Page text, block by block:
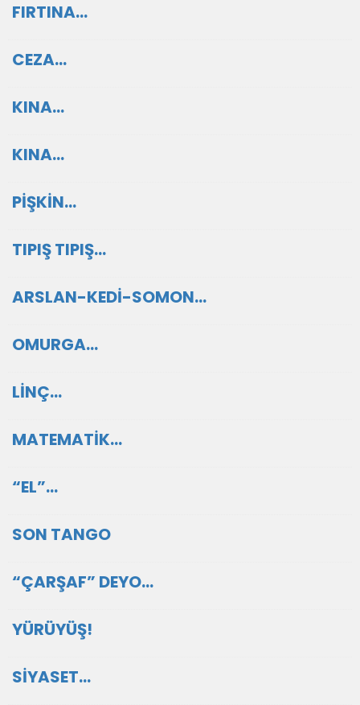
FIRTINA…
CEZA…
KINA...
KINA…
PİŞKİN…
TIPIŞ TIPIŞ…
ARSLAN-KEDİ-SOMON…
OMURGA…
LİNÇ…
MATEMATİK…
“EL”…
SON TANGO
“ÇARŞAF” DEYO…
YÜRÜYÜŞ!
SİYASET…